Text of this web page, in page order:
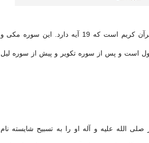
سوره اعلی هشتاد و هفتمین سوره قرآن کریم است که 19 آیه دارد. این سوره مكى و
است و پس از سوره تكویر و پیش از سوره لیل
الله علیه و آله او را به تسبیح شایسته نام